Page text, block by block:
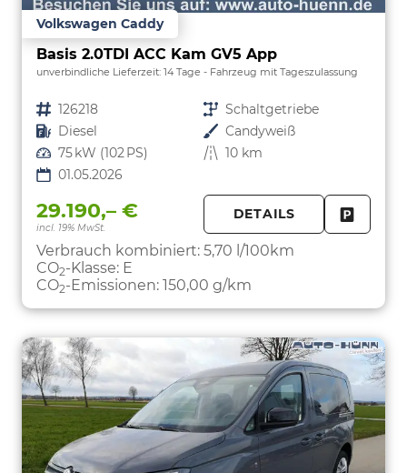
Volkswagen Caddy
Basis 2.0TDI ACC Kam GV5 App
unverbindliche Lieferzeit: 14 Tage Fahrzeug mit Tageszulassung
Fahrzeugnr. 126218 Getriebe Schaltgetriebe
Kraftstoff Diesel Außenfarbe Candyweiß
Leistung 75 kW (102 PS) Kilometerstand 10 km
01.05.2026
29.190,– €
incl. 19% MwSt.
DETAILS
Verbrauch kombiniert: 5,70 l/100km
CO2-Klasse: E
CO2-Emissionen: 150,00 g/km